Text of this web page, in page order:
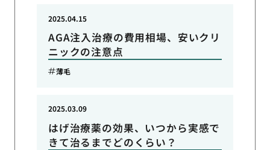
AGA注入治療の費用相場、安いクリ
ニックの注意点
2025.04.15
薄毛
はげ治療薬の効果、いつから実感で
きて治るまでどのくらい？
2025.03.09